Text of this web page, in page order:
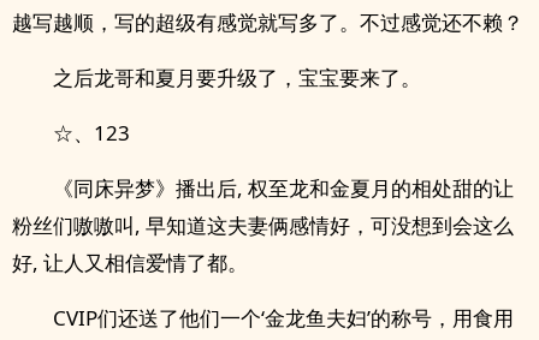
越写越顺，写的超级有感觉就写多了。不过感觉还不赖？
之后龙哥和夏月要升级了，宝宝要来了。
☆、123
《同床异梦》播出后, 权至龙和金夏月的相处甜的让
粉丝们嗷嗷叫, 早知道这夫妻俩感情好，可没想到会这么
好, 让人又相信爱情了都。
CVIP们还送了他们一个‘金龙鱼夫妇’的称号，用食用